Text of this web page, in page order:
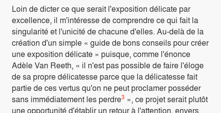
Loin de dicter ce que serait l'exposition délicate par
excellence, il m'intéresse de comprendre ce qui fait la
singularité et l'unicité de chacune d'elles. Au-delà de la
création d'un simple « guide de bons conseils pour créer
une exposition délicate » puisque, comme l'énonce
Adèle Van Reeth, « il n'est pas possible de faire l'éloge
de sa propre délicatesse parce que la délicatesse fait
partie de ces vertus qu'on ne peut proclamer posséder
sans immédiatement les perdre3 », ce projet serait plutôt
une opportunité d'établir un retour à l'attention, envers